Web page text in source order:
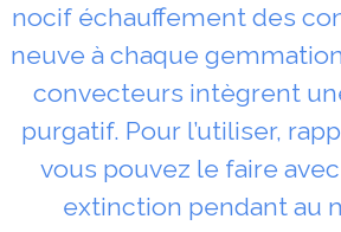
nocif échauffement des
neuve à chaque
convecteurs intègrent
purgatif. Pour l’utiliser,
vous pouvez le faire
extinction pendant au